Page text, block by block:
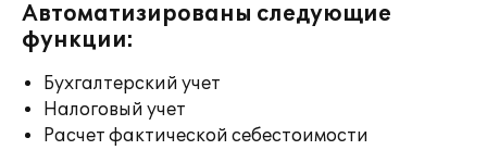
Автоматизированы следующие
функции:
Бухгалтерский учет
Налоговый учет
Расчет фактической себестоимости